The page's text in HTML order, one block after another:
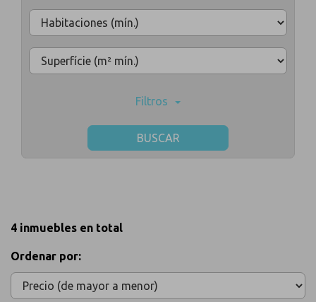
Filtros
BUSCAR
4 inmuebles en total
Ordenar por: